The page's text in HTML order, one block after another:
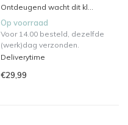
Ontdeugend wacht dit kl...
Op voorraad
Voor 14.00 besteld, dezelfde
(werk)dag verzonden.
Deliverytime
€29,99